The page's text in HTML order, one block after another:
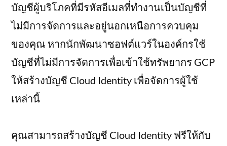
บัญชีผู้บริโภคที่มีรหัสอีเมลที่ทำงานเป็นบัญชีที่
ไม่มีการจัดการและอยู่นอกเหนือการควบคุม
ของคุณ หากนักพัฒนาซอฟต์แวร์ในองค์กรใช้
บัญชีที่ไม่มีการจัดการเพื่อเข้าใช้ทรัพยากร GCP
ให้สร้างบัญชี Cloud Identity เพื่อจัดการผู้ใช้
เหล่านี้
คุณสามารถสร้างบัญชี Cloud Identity ฟรีให้กับ